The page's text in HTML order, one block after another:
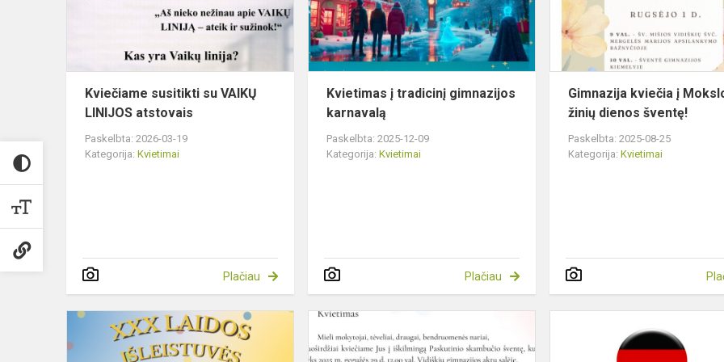
LINIJOS
atstovais
Kviečiame susitikti su VAIKŲ
LINIJOS atstovais
Paskelbta: 2026-03-19
Kategorija: Kvietimai
Plačiau
karnavalą
Kvietimas į tradicinį gimnazijos
karnavalą
Paskelbta: 2025-12-09
Kategorija:Kvietimai
Plačiau
Gimnazija kviečia į
žinių dienos šventę!
Paskelbta: 2025-08-25
Kategorija:Kvietimai
Kvietimas
abiturientų